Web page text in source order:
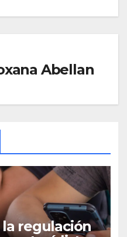
Abellan
regulación